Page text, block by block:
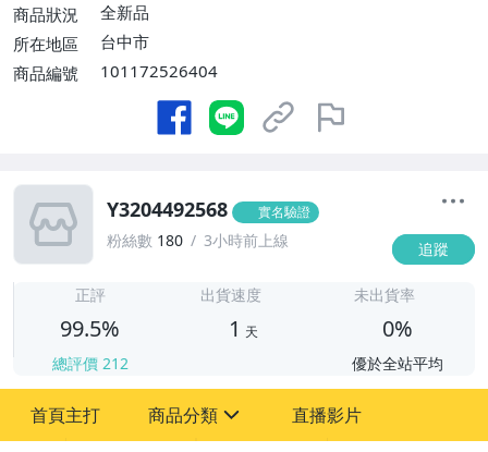
商品狀況
全新品
所在地區
台中市
商品編號
101172526404
Y3204492568 實名驗證
粉絲數 180 3小時前上線 追蹤
正評
99.5%
總評價 212
出貨速度
1 天
未出貨率
0%
優於全站平均
首頁主打 商品分類 直播影片